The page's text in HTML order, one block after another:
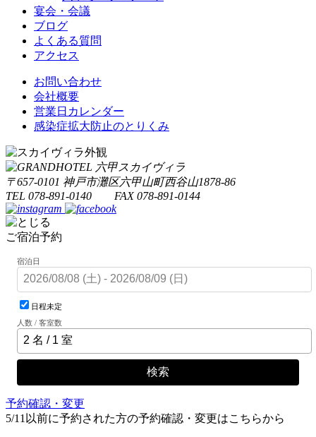
宴会・会議
ブログ
よくある質問
アクセス
お問い合わせ
会社概要
営業日カレンダー
感染症拡大防止のとりくみ
〒657-0101 神戸市灘区六甲山町西谷山1878-86
TEL 078-891-0140 FAX 078-891-0144
ご宿泊予約
宿泊日
日程未定
人数 / 客室数
検索
予約確認・変更
5/11以前に予約された方の予約確認・変更はこちらから